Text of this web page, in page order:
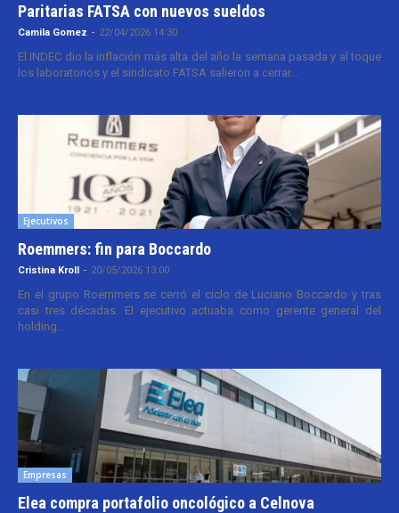
Paritarias FATSA con nuevos sueldos
Camila Gomez - 22/04/2026 14:30
El INDEC dio la inflación más alta del año la semana pasada y al toque
los laboratorios y el sindicato FATSA salieron a cerrar...
Ejecutivos
Roemmers: fin para Boccardo
Cristina Kroll - 20/05/2026 13:00
En el grupo Roemmers se cerró el ciclo de Luciano Boccardo y tras
casi tres décadas. El ejecutivo actuaba como gerente general del
holding...
Empresas
Elea compra portafolio oncológico a Celnova